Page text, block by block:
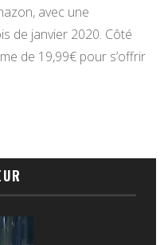
avec une
de janvier 2020. Côté
de 19,99€ pour s’offrir